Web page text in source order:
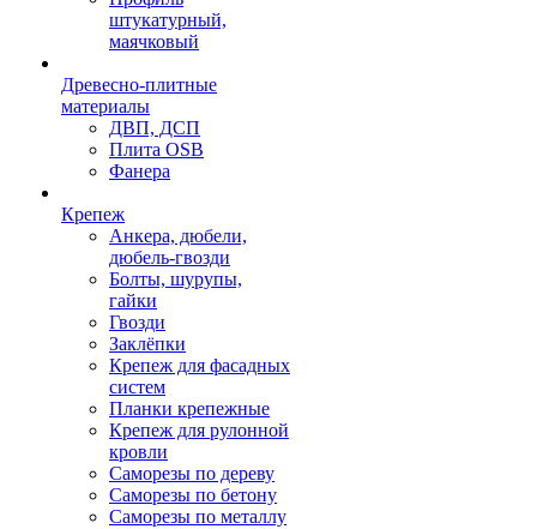
штукатурный,
маячковый
Древесно-плитные
материалы
ДВП, ДСП
Плита OSB
Фанера
Крепеж
Анкера, дюбели,
дюбель-гвозди
Болты, шурупы,
гайки
Гвозди
Заклёпки
Крепеж для фасадных
систем
Планки крепежные
Крепеж для рулонной
кровли
Саморезы по дереву
Саморезы по бетону
Саморезы по металлу